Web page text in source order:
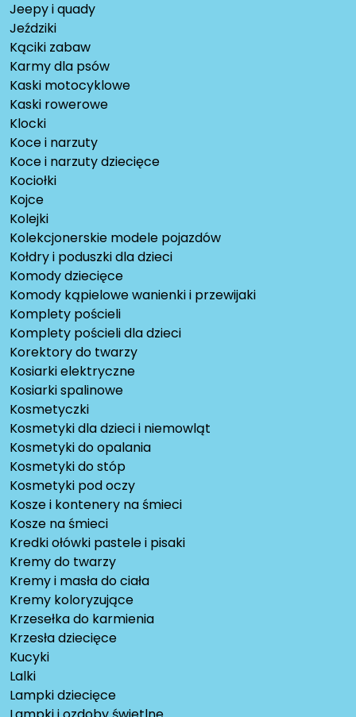
Jeepy i quady
Jeździki
Kąciki zabaw
Karmy dla psów
Kaski motocyklowe
Kaski rowerowe
Klocki
Koce i narzuty
Koce i narzuty dziecięce
Kociołki
Kojce
Kolejki
Kolekcjonerskie modele pojazdów
Kołdry i poduszki dla dzieci
Komody dziecięce
Komody kąpielowe wanienki i przewijaki
Komplety pościeli
Komplety pościeli dla dzieci
Korektory do twarzy
Kosiarki elektryczne
Kosiarki spalinowe
Kosmetyczki
Kosmetyki dla dzieci i niemowląt
Kosmetyki do opalania
Kosmetyki do stóp
Kosmetyki pod oczy
Kosze i kontenery na śmieci
Kosze na śmieci
Kredki ołówki pastele i pisaki
Kremy do twarzy
Kremy i masła do ciała
Kremy koloryzujące
Krzesełka do karmienia
Krzesła dziecięce
Kucyki
Lalki
Lampki dziecięce